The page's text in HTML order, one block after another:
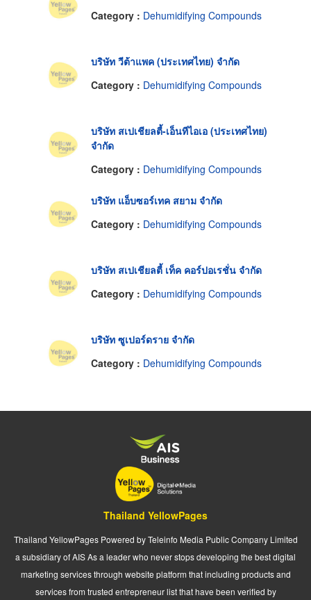
Category : Dehumidifying Compounds
บริษัท วีต้าแพค (ประเทศไทย) จำกัด
Category : Dehumidifying Compounds
บริษัท สเปเชียลตี้-เอ็นทีไอเอ (ประเทศไทย)
จำกัด
Category : Dehumidifying Compounds
บริษัท แอ็บซอร์เทค สยาม จำกัด
Category : Dehumidifying Compounds
บริษัท สเปเชียลตี้ เท็ค คอร์ปอเรชั่น จำกัด
Category : Dehumidifying Compounds
บริษัท ซูเปอร์ดราย จำกัด
Category : Dehumidifying Compounds
Thailand YellowPages
Thailand YellowPages Powered by Teleinfo Media Public Company Limited
a subsidiary of AIS As a leader who never stops developing the best digital
marketing services through website platform that including products and
services from trusted entrepreneur list that have been verified by